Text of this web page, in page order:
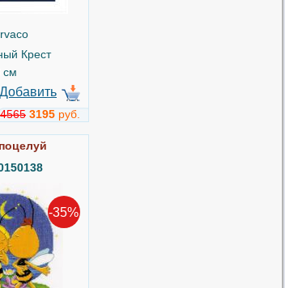
Крест
см
Добавить
4565 3195 руб.
-35%